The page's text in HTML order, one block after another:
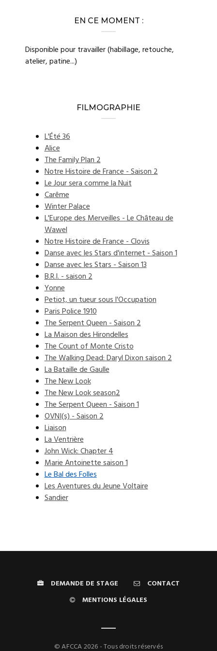
EN CE MOMENT :
Disponible pour travailler (habillage, retouche,
atelier, patine...)
FILMOGRAPHIE
L'Été 36
Alice
The Family Plan 2
Notre Histoire de France - Saison 2
Le Jour sera comme la Nuit
Carême
Winter Palace
L'Europe des Merveilles - Le Château de
Wawel
Notre Histoire de France - Clovis
Danse avec les Stars d'internet - Saison 1
Danse avec les Stars - Saison 13
B.R.I. - saison 2
Yonne
Petiot, un tueur sous l'Occupation
Paris Police 1910
The Serpent Queen - Saison 2
La Maison des Hirondelles
The Count of Monte Cristo
The Walking Dead: Daryl Dixon saison 2
La Bataille de Gaulle
The New Look
The New Look season2
The Serpent Queen - Saison 1
OVNI(s) - Saison 2
Liaison
La Ventrière
John Wick: Chapter 4
Marie Antoinette saison 1
Le Bal des Folles
Les Aventures du Jeune Voltaire
Sandier
DEMANDE DE STAGE
CONTACT
MENTIONS LÉGALES
© AFCCA 2026 - Tous droits réservés